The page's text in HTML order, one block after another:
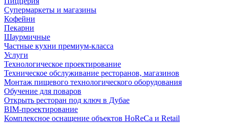
Супермаркеты и магазины
Кофейни
Пекарни
Шаурмичные
Частные кухни премиум-класса
Услуги
Технологическое проектирование
Техническое обслуживание ресторанов, магазинов
Монтаж пищевого технологического оборудования
Обучение для поваров
Открыть ресторан под ключ в Дубае
BIM-проектирование
Комплексное оснащение объектов HoReCa и Retail